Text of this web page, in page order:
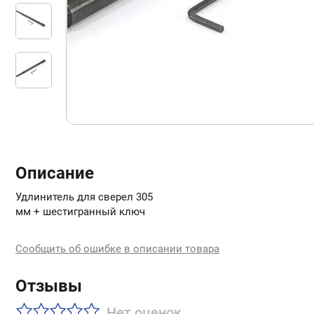
Описание
Удлинитель для сверел 305
мм + шестигранный ключ
Сообщить об ошибке в описании товара
Отзывы